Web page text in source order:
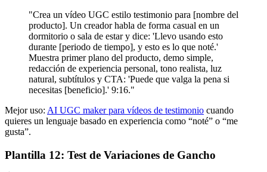
"Crea un vídeo UGC estilo testimonio para [nombre del
producto]. Un creador habla de forma casual en un
dormitorio o sala de estar y dice: 'Llevo usando esto
durante [periodo de tiempo], y esto es lo que noté.'
Muestra primer plano del producto, demo simple,
redacción de experiencia personal, tono realista, luz
natural, subtítulos y CTA: 'Puede que valga la pena si
necesitas [beneficio].' 9:16."
Mejor uso: AI UGC maker para vídeos de testimonio cuando
quieres un lenguaje basado en experiencia como “noté” o “me
gusta”.
Plantilla 12: Test de Variaciones de Gancho